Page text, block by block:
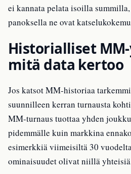
ei kannata pelata isoilla
panoksella ne ovat
Historialliset
mitä data kertoo
Jos katsot MM-historiaa
suunnilleen kerran turnausta
MM-turnaus tuottaa yhden
pidemmälle kuin markkina
esimerkkiä viimeisiltä 30
ominaisuudet olivat niillä